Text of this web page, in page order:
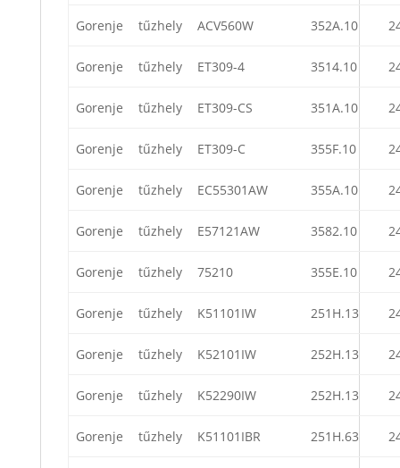
Gorenje tűzhely ACV560W 352A.10
Gorenje tűzhely ET309-4 3514.10
Gorenje tűzhely ET309-CS 351A.10
Gorenje tűzhely ET309-C 355F.10
Gorenje tűzhely EC55301AW 355A.10
Gorenje tűzhely E57121AW 3582.10
Gorenje tűzhely 75210 355E.10
Gorenje tűzhely K51101IW 251H.13
Gorenje tűzhely K52101IW 252H.13
Gorenje tűzhely K52290IW 252H.13
Gorenje tűzhely K51101IBR 251H.63